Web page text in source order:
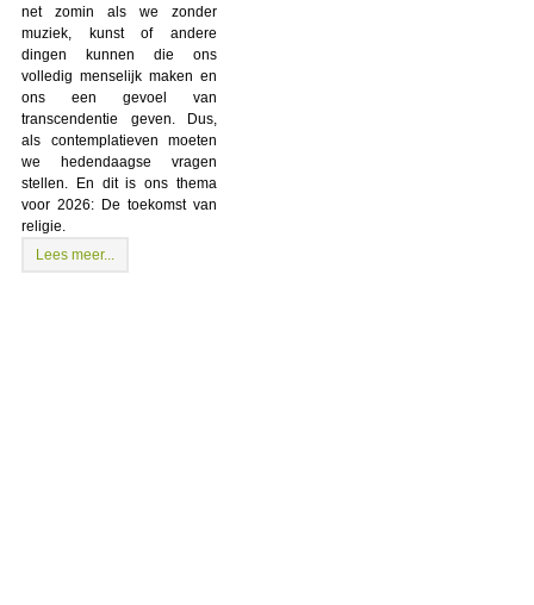
net zomin als we zonder
muziek, kunst of andere
dingen kunnen die ons
volledig menselijk maken en
ons een gevoel van
transcendentie geven. Dus,
als contemplatieven moeten
we hedendaagse vragen
stellen. En dit is ons thema
voor 2026: De toekomst van
religie.
Lees meer...